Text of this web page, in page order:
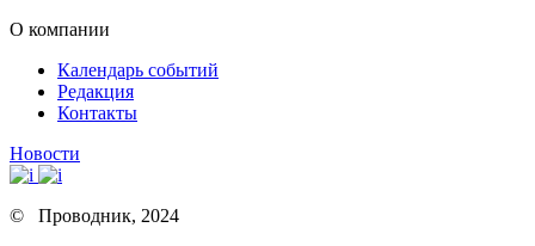
О компании
Календарь событий
Редакция
Контакты
Новости
© Проводник, 2024